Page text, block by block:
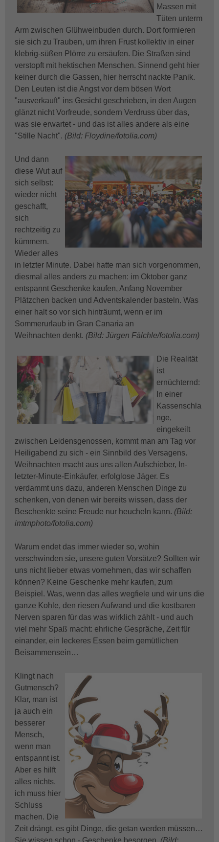
Massen mit
Tüten unterm
Arm zwischen Glühweinbuden durch. Dort formieren
sie sich zu Trauben, um ihren Frust kollektiv in einer
klebrig-süßen Plörre zu ersäufen. Die Straßen sind
verstopft mit hektischen Menschen. Sinnend geht hier
keiner durch die Gassen, hier herrscht nackte Panik.
Den Leuten ist die Angst vor dem bösen Wort
"ausverkauft" ins Gesicht geschrieben, in den Augen
glänzt nicht Vorfreude, sondern Verdruss über das,
was sie erwartet - und das ist alles andere als eine
"Stille Nacht". (Bild: Floydine/fotolia.com)
Und dann
diese Wut auf
sich selbst:
wieder nicht
geschafft,
sich
rechtzeitig zu
kümmern.
Wieder alles
in letzter Minute. Dabei hatte man sich vorgenommen,
diesmal alles anders zu machen: im Oktober ganz
entspannt Geschenke kaufen, Anfang November
Plätzchen backen und Adventskalender basteln. Was
einer halt so vor sich hinträumt, wenn er im
Sommerurlaub in Gran Canaria an
Weihnachten denkt. (Bild: Jürgen Fälchle/fotolia.com)
Die Realität
ist
ernüchternd:
In einer
Kassenschla
nge,
eingekeilt
zwischen Leidensgenossen, kommt man am Tag vor
Heiligabend zu sich - ein Sinnbild des Versagens.
Weihnachten macht aus uns allen Aufschieber, In-
letzter-Minute-Einkäufer, erfolglose Jäger. Es
verdammt uns dazu, anderen Menschen Dinge zu
schenken, von denen wir bereits wissen, dass der
Beschenkte seine Freude nur heucheln kann. (Bild:
imtmphoto/fotolia.com)
Warum endet das immer wieder so, wohin
verschwinden sie, unsere guten Vorsätze? Sollten wir
uns nicht lieber etwas vornehmen, das wir schaffen
können? Keine Geschenke mehr kaufen, zum
Beispiel. Was, wenn das alles wegfiele und wir uns die
ganze Kohle, den riesen Aufwand und die kostbaren
Nerven sparen für das was wirklich zählt - und auch
viel mehr Spaß macht: ehrliche Gespräche, Zeit für
einander, ein leckeres Essen beim gemütlichen
Beisammensein…
Klingt nach
Gutmensch?
Klar, man ist
ja auch ein
besserer
Mensch,
wenn man
entspannt ist.
Aber es hilft
alles nichts,
ich muss hier
Schluss
machen. Die
Zeit drängt, es gibt Dinge, die getan werden müssen…